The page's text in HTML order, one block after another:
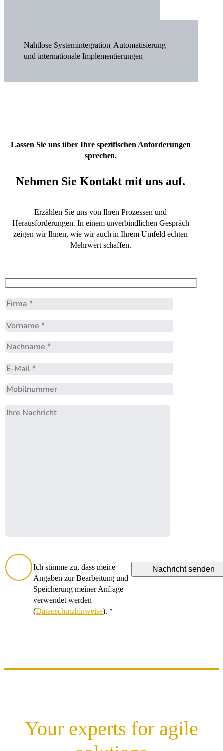
Nahtlose Systemintegration, Automatisierung
und internationale Implementierungen
Lassen Sie uns über Ihre spezifischen Anforderungen
sprechen.
Nehmen Sie Kontakt mit uns auf.
Erzählen Sie uns von Ihren Prozessen und
Herausforderungen. In einem unverbindlichen Gespräch
zeigen wir Ihnen, wie wir auch in Ihrem Umfeld echten
Mehrwert schaffen.
Ich stimme zu, dass meine
Angaben zur Bearbeitung und
Speicherung meiner Anfrage
verwendet werden
(Datenschutzhinweise). *
Your experts for agile